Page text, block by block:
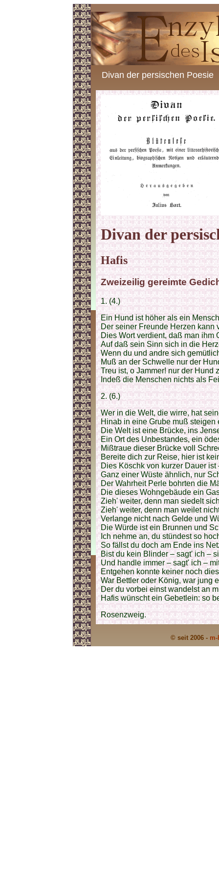
Divan der persischen Poesie
Divan der
Hafis
Zweizeilig gereimte
1. (4.)
Ein Hund ist höher als ein
Der seiner Freunde Herzen kann
Dies Wort verdient, daß man ihm
Auf daß sein Sinn sich in die
Wenn du und andre sich
Muß an der Schwelle nur der
Treu ist, o Jammer! nur der Hund
Indeß die Menschen nichts als
2. (6.)
Wer in die Welt, die wirre, hat
Hinab in eine Grube muß steigen
Die Welt ist eine Brücke, ins
Ein Ort des Unbestandes, ein
Mißtraue dieser Brücke voll
Bereite dich zur Reise, hier ist
Dies Köschk von kurzer Dauer
Ganz einer Wüste ähnlich, nur
Der Wahrheit Perle bohrten die
Die dieses Wohngebäude ein
Zieh' weiter, denn man siedelt
Zieh' weiter, denn man weilet
Verlange nicht nach Gelde und
Die Würde ist ein Brunnen und
Ich nehme an, du stündest so
So fällst du doch am Ende ins
Bist du kein Blinder – sagt' ich –
Und handle immer – sagt' ich –
Entgehen konnte keiner noch
War Bettler oder König, war jung
Der du vorbei einst wandelst an
Hafis wünscht ein Gebetlein: so
Rosenzweig.
© seit 2006 -